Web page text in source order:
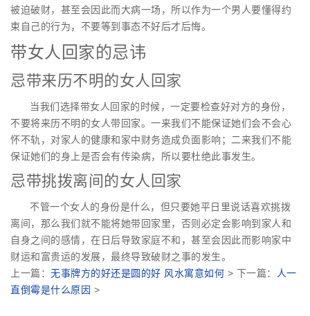
被迫破财，甚至会因此而大病一场，所以作为一个男人要懂得约
束自己的行为，不要等到事态不好后才后悔。
带女人回家的忌讳
忌带来历不明的女人回家
当我们选择带女人回家的时候，一定要检查好对方的身份，
不要将来历不明的女人带回家。一来我们不能保证她们会不会心
怀不轨，对家人的健康和家中财务造成负面影响；二来我们不能
保证她们的身上是否会有传染病，所以要杜绝此事发生。
忌带挑拨离间的女人回家
不管一个女人的身份是什么，但只要她平日里说话喜欢挑拨
离间，那么我们就不能将她带回家里，否则必定会影响到家人和
自身之间的感情，在日后导致家庭不和，甚至会因此而影响家中
财运和富贵运的发展，最终导致破财之事的发生。
上一篇： 无事牌方的好还是圆的好 风水寓意如何 > 下一篇： 人一
直倒霉是什么原因 >